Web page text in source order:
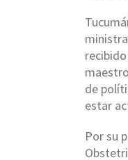
de
estar
Por su